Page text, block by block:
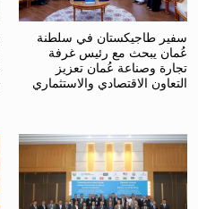
سفير طاجيكستان في سلطنة
عُمان يبحث مع رئيس غرفة
تجارة وصناعة عُمان تعزيز
التعاون الاقتصادي والاستثماري